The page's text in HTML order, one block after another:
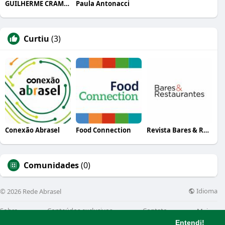
Entendi!
GUILHERME CRAMER BALLE Paula Antonacci
Curtiu (3)
Conexão Abrasel Food Connection Revista Bares & Restaurantes
Comunidades(0)
© 2026 Rede Abrasel Idioma
Sobre Conteúdos exclusivos Contato Mais